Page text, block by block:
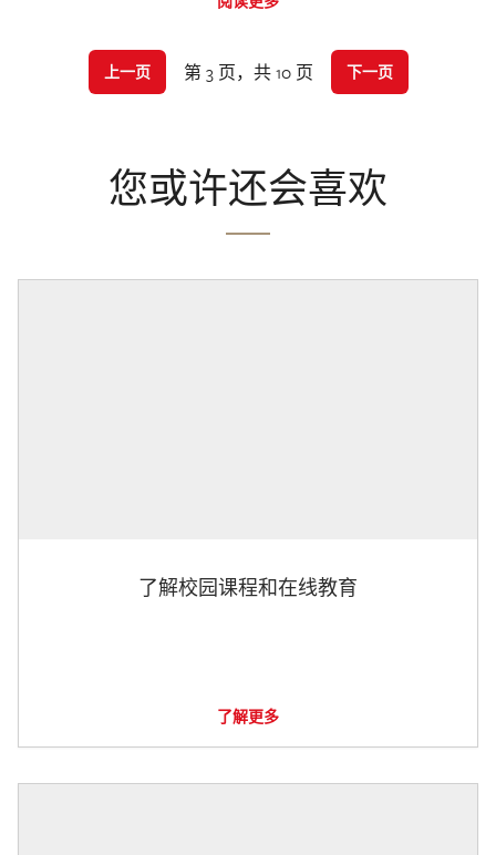
上一页 第 3 页，共 10 页 下一页
您或许还会喜欢
了解校园课程和在线教育
了解更多